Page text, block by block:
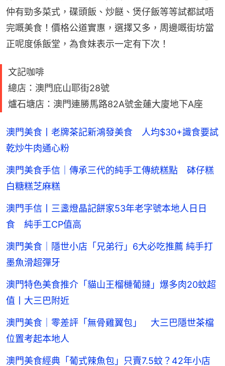
仲有勁多菜式，碟頭飯、炒餸、煲仔飯等等試都試唔
完嘅美食！價格公道實惠，選擇又多，周邊嘅街坊當
正呢度係飯堂，為食妹表示一定有下次！
文記咖啡
總店：澳門庇山耶街28號
爐石塘店：澳門連勝馬路82A號金蓮大廈地下A座
澳門美食丨老牌茶記新鴻發美食 人均$30+識食要試
乾炒牛肉通心粉
澳門美食手信｜傳承三代的純手工傳統糕點 砵仔糕
白糖糕芝麻糕
澳門手信丨三盞燈晶記餅家53年老字號本地人日日
食 純手工CP值高
澳門美食｜隱世小店「兄弟行」6大必吃推薦 純手打
墨魚滑超彈牙
澳門特色美食推介「貓山王榴槤葡撻」爆多肉20蚊超
值丨大三巴附近
澳門美食｜零差評「無骨雞翼包」 大三巴隱世茶檔
位置考起本地人
澳門美食經典「葡式辣魚包」只賣7.5蚊？42年小店